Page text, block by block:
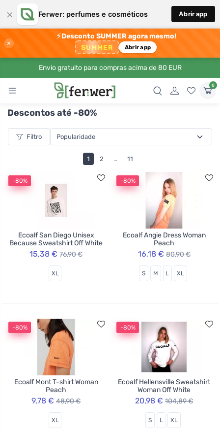
× Ferwer: perfumes e cosméticos Abrir app
×
⚡Desconto SUMMER agora mesmo!
SUMMER Abrir app
Envio gratuito para compras acima de 80 EUR
0
Descontos até -80%
Filtro
1 2 … 11
-80%
Ecoalf San Diego Unisex
Because Sweatshirt Off White
15,38 € 76,90 €
XL
-80%
Ecoalf Angie Dress Woman
Peach
16,18 € 80,90 €
S M L XL
-80%
Ecoalf Mont T-shirt Woman
Peach
9,78 € 48,90 €
XL
-80%
Ecoalf Hellensville Sweatshirt
Woman Off White
20,98 € 104,89 €
S L XL